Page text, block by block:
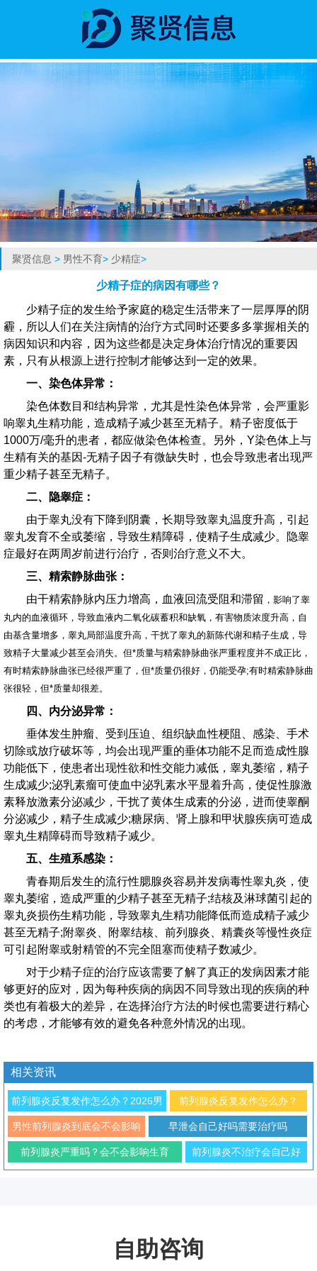
聚贤信息 > 男性不育> 少精症>
少精子症的病因有哪些？
少精子症的发生给予家庭的稳定生活带来了一层厚厚的阴
霾，所以人们在关注病情的治疗方式同时还要多多掌握相关的
病因知识和内容，因为这些都是决定身体治疗情况的重要因
素，只有从根源上进行控制才能够达到一定的效果。
一、染色体异常：
染色体数目和结构异常，尤其是性染色体异常，会严重影
响睾丸生精功能，造成精子减少甚至无精子。精子密度低于
1000万/毫升的患者，都应做染色体检查。另外，Y染色体上与
生精有关的基因-无精子因子有微缺失时，也会导致患者出现严
重少精子甚至无精子。
二、隐睾症：
由于睾丸没有下降到阴囊，长期导致睾丸温度升高，引起
睾丸发育不全或萎缩，导致生精障碍，使精子生成减少。隐睾
症最好在两周岁前进行治疗，否则治疗意义不大。
三、精索静脉曲张：
由干精索静脉内压力增高，血液回流受阻和滞留 ，影响了睾
丸内的血液循环，导致血液内二氧化碳蓄积和缺氧，有害物质浓度升高，自
由基含量增多，睾丸局部温度升高，干扰了睾丸的新陈代谢和精子生成，导
致精子大量减少甚至会消失。但*质量与精索静脉曲张严重程度并不成正比，
有时精索静脉曲张已经很严重了，但*质量仍很好，仍能受孕;有时精索静脉曲
张很轻，但*质量却很差。
四、内分泌异常：
垂体发生肿瘤、受到压迫、组织缺血性梗阻、感染、手术
切除或放疗破坏等，均会出现严重的垂体功能不足而造成性腺
功能低下，使患者出现性欲和性交能力减低，睾丸萎缩，精子
生成减少;泌乳素瘤可使血中泌乳素水平显着升高，使促性腺激
素释放激素分泌减少，干扰了黄体生成素的分泌，进而使睾酮
分泌减少，精子生成减少;糖尿病、肾上腺和甲状腺疾病可造成
睾丸生精障碍而导致精子减少。
五、生殖系感染：
青春期后发生的流行性腮腺炎容易并发病毒性睾丸炎，使
睾丸萎缩，造成严重的少精子甚至无精子;结核及淋球菌引起的
睾丸炎损伤生精功能，导致睾丸生精功能降低而造成精子减少
甚至无精子;附睾炎、附睾结核、前列腺炎、精囊炎等慢性炎症
可引起附睾或射精管的不完全阻塞而使精子数减少。
对于少精子症的治疗应该需要了解了真正的发病因素才能
够更好的应对，因为每种疾病的病因不同导致出现的疾病的种
类也有着极大的差异，在选择治疗方法的时候也需要进行精心
的考虑，才能够有效的避免各种意外情况的出现。
相关资讯
前列腺炎反复发作怎么办？2026男
科专家解析治疗与预防方法
前列腺炎反复发作怎么办？
2026年男性科学防治与日常调
理指南
男性前列腺炎到底会不会影响
性功能
早泄会自己好吗需要治疗吗
前列腺炎严重吗？会不会影响生育
前列腺炎不治疗会自己好
吗？对生育有影响吗
自助咨询